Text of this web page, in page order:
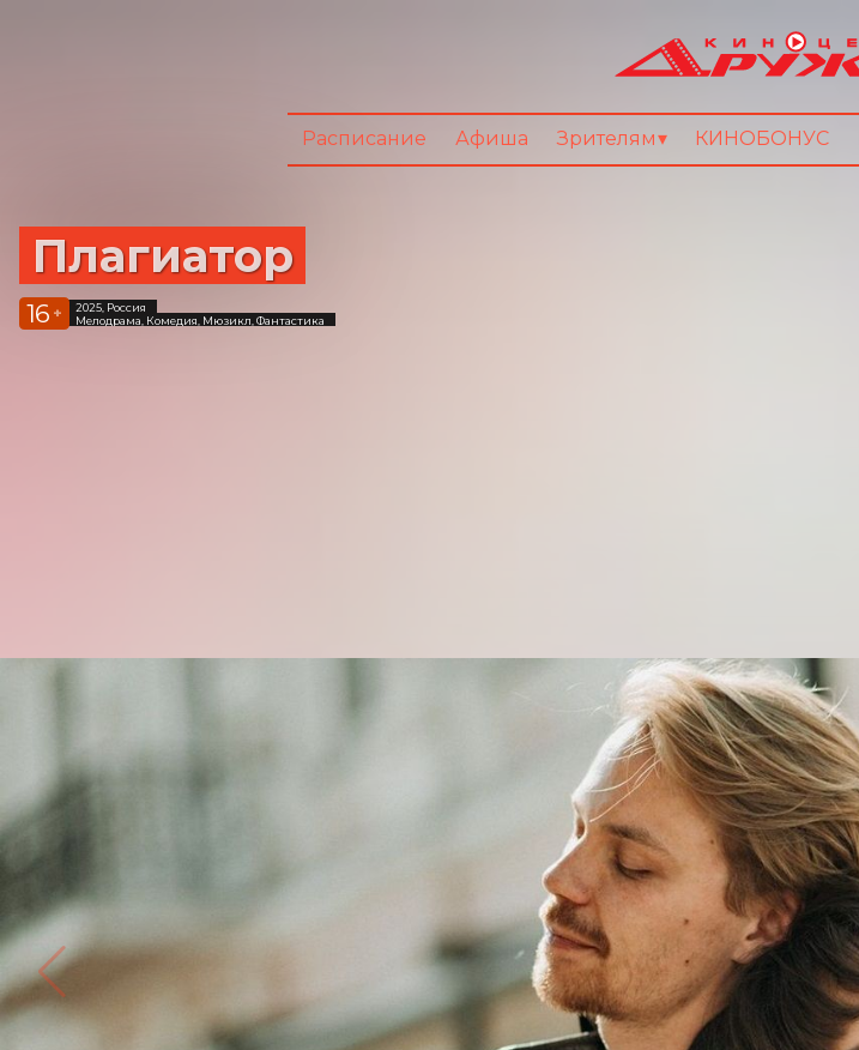
Расписание Афиша Зрителям КИНОБОНУС
Плагиатор
16 +
2025, Россия
Мелодрама, Комедия, Мюзикл, Фантастика